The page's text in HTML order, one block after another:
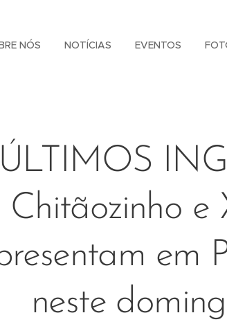
NÓS NOTÍCIAS EVENTOS
ÚLTIMOS
Chitãozinho e
em
neste